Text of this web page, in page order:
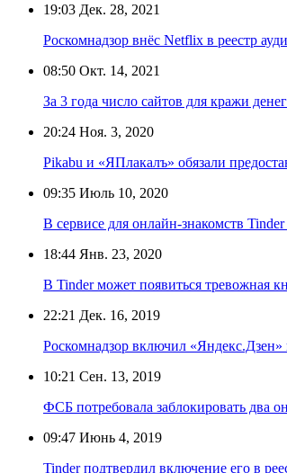
19:03 Дек. 28, 2021
Роскомнадзор внёс Netflix в реестр
08:50 Окт. 14, 2021
За 3 года число сайтов для кражи
20:24 Ноя. 3, 2020
Pikabu и «ЯПлакалъ» обязали
09:35 Июль 10, 2020
В сервисе для онлайн-знакомств
18:44 Янв. 23, 2020
В Tinder может появиться тревожная
22:21 Дек. 16, 2019
Роскомнадзор включил «Яндекс.Дзен»
10:21 Сен. 13, 2019
ФСБ потребовала заблокировать два
09:47 Июнь 4, 2019
Tinder подтвердил включение его в